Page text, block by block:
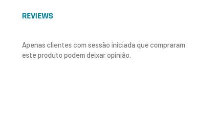
REVIEWS
Apenas clientes com sessão iniciada que compraram
este produto podem deixar opinião.